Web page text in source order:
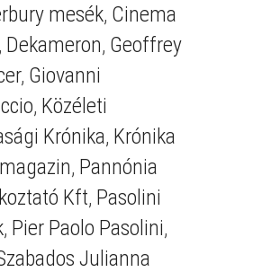
mesék, Cinema
, Dekameron, Geoffrey
, Giovanni
, Közéleti
Krónika, Krónika
, Pannónia
Kft, Pasolini
, Pier Paolo Pasolini,
Julianna